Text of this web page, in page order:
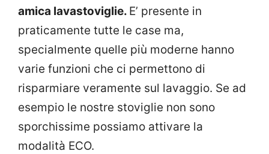
amica lavastoviglie. E’ presente in
praticamente tutte le case ma,
specialmente quelle più moderne hanno
varie funzioni che ci permettono di
risparmiare veramente sul lavaggio. Se ad
esempio le nostre stoviglie non sono
sporchissime possiamo attivare la
modalità ECO.